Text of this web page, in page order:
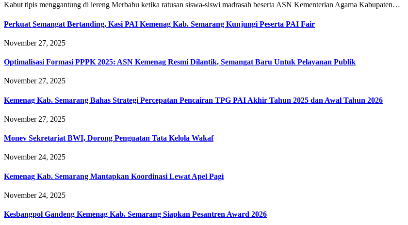
Kabut tipis menggantung di lereng Merbabu ketika ratusan siswa-siswi madrasah beserta ASN Kementerian Agama Kabupaten…
Perkuat Semangat Bertanding, Kasi PAI Kemenag Kab. Semarang Kunjungi Peserta PAI Fair
November 27, 2025
Optimalisasi Formasi PPPK 2025: ASN Kemenag Resmi Dilantik, Semangat Baru Untuk Pelayanan Publik
November 27, 2025
Kemenag Kab. Semarang Bahas Strategi Percepatan Pencairan TPG PAI Akhir Tahun 2025 dan Awal Tahun 2026
November 27, 2025
Monev Sekretariat BWI, Dorong Penguatan Tata Kelola Wakaf
November 24, 2025
Kemenag Kab. Semarang Mantapkan Koordinasi Lewat Apel Pagi
November 24, 2025
Kesbangpol Gandeng Kemenag Kab. Semarang Siapkan Pesantren Award 2026